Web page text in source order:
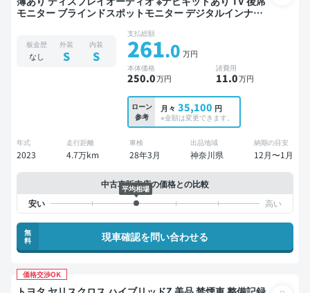
モニター ブラインドスポットモニター デジタルインナー
バックモニター 全方位カメラ ドライブレコーダー 衝突軽
板金歴
なし
外装
S
内装
S
支払総額
261.0 万円
本体価格
250.0万円
諸費用
11.0万円
ローン
参考
月々 35,100 円
※金額は変更できます。
年式
2023
走行距離
4.7万km
車検
28年3月
出品地域
神奈川県
納期の目安
12月〜1月
中古車販売店の価格との比較
平均相場
無
料
現車確認を問い合わせる
価格交渉OK